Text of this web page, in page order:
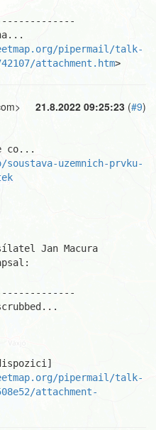
pipermail/talk-
attachment.htm>
21.8.2022 09:25:23 (#9)
uzemnich-prvku-
Jan Macura
pipermail/talk-
attachment-